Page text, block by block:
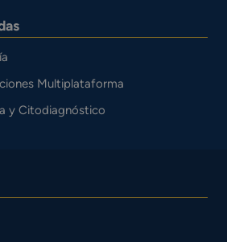
Multiplataforma
y Citodiagnóstico